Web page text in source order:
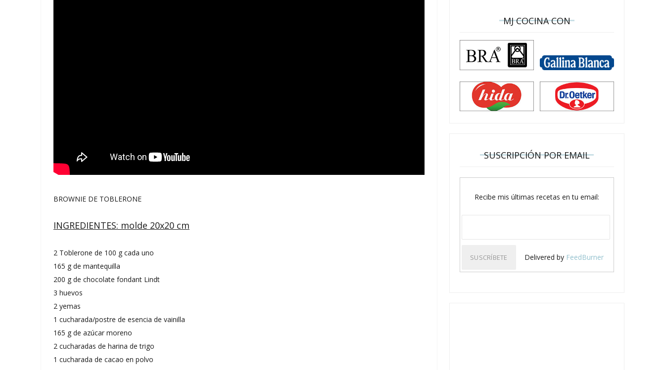
BROWNIE DE TOBLERONE
INGREDIENTES: molde 20x20 cm
2 Toblerone de 100 g cada uno
165 g de mantequilla
200 g de chocolate fondant Lindt
3 huevos
2 yemas
1 cucharada/postre de esencia de vainilla
165 g de azúcar moreno
2 cucharadas de harina de trigo
1 cucharada de cacao en polvo
MJ COCINA CON
SUSCRIPCIÓN POR EMAIL
Recibe mis últimas recetas en tu email:
Delivered by FeedBurner